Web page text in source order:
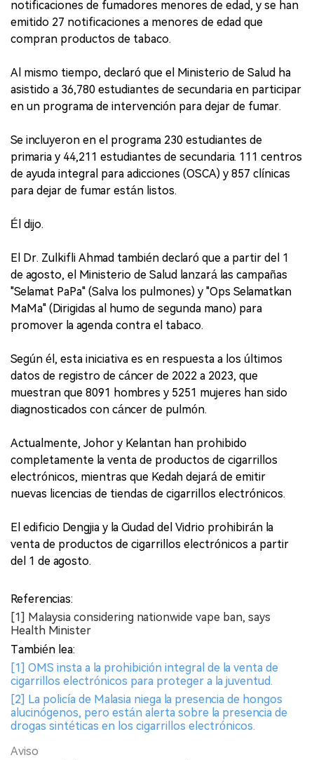
notificaciones de fumadores menores de edad, y se han
emitido 27 notificaciones a menores de edad que
compran productos de tabaco.
Al mismo tiempo, declaró que el Ministerio de Salud ha
asistido a 36,780 estudiantes de secundaria en participar
en un programa de intervención para dejar de fumar.
Se incluyeron en el programa 230 estudiantes de
primaria y 44,211 estudiantes de secundaria. 111 centros
de ayuda integral para adicciones (OSCA) y 857 clínicas
para dejar de fumar están listos.
Él dijo.
El Dr. Zulkifli Ahmad también declaró que a partir del 1
de agosto, el Ministerio de Salud lanzará las campañas
"Selamat PaPa" (Salva los pulmones) y "Ops Selamatkan
MaMa" (Dirigidas al humo de segunda mano) para
promover la agenda contra el tabaco.
Según él, esta iniciativa es en respuesta a los últimos
datos de registro de cáncer de 2022 a 2023, que
muestran que 8091 hombres y 5251 mujeres han sido
diagnosticados con cáncer de pulmón.
Actualmente, Johor y Kelantan han prohibido
completamente la venta de productos de cigarrillos
electrónicos, mientras que Kedah dejará de emitir
nuevas licencias de tiendas de cigarrillos electrónicos.
El edificio Dengjia y la Ciudad del Vidrio prohibirán la
venta de productos de cigarrillos electrónicos a partir
del 1 de agosto.
Referencias:
[1] Malaysia considering nationwide vape ban, says
Health Minister
También lea:
[1] OMS insta a la prohibición integral de la venta de
cigarrillos electrónicos para proteger a la juventud.
[2] La policía de Malasia niega la presencia de hongos
alucinógenos, pero están alerta sobre la presencia de
drogas sintéticas en los cigarrillos electrónicos.
Aviso